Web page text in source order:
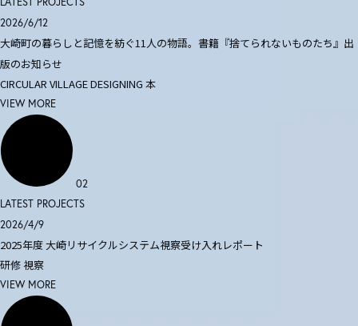
2026/6/12
大崎町の暮らしと記憶を紡ぐ11人の物語。書籍『捨てられないものたち』出
版のお知らせ
CIRCULAR VILLAGE DESIGNING 本
VIEW MORE
02
LATEST PROJECTS
2026/4/9
2025年度 大崎リサイクルシステム視察受け入れレポート
研修視察
VIEW MORE